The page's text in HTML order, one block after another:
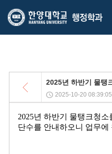
한
양
교
양
교
행
정
학
2025년 하반기 물탱
2025-10-20 08:39:05
2025년 하반기 물탱크청
단수를 안내하오니 업무에